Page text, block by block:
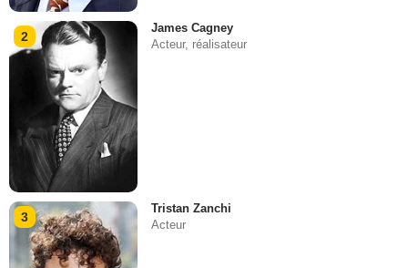
2
James Cagney
Acteur, réalisateur
3
Tristan Zanchi
Acteur